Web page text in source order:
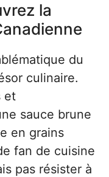
la
du
culinaire.
et
sauce brune
en grains
fan de cuisine
pas résister à